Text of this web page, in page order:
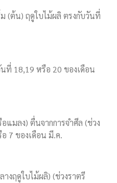
(ต้น) ฤดูใบไม้ผลิ ตรงกับวันที่
ที่ 18,19 หรือ 20 ของเดือน
แมลง) ตื่นจากการจำศีล (ช่วง
7 ของเดือน มี.ค.
งฤดูใบไม้ผลิ) (ช่วงราตรี